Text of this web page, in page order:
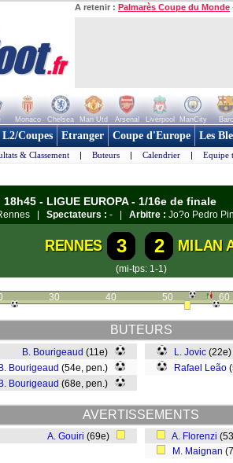
A retenir : Palmarès Coupe du Monde
Monaco Chelsea Man Utd Arsenal Liverpool ManCity
L2/Coupes Etranger Coupe d'Europe Les
& Classement | Buteurs | Calendrier | Equipe
- LIGUE EUROPA - 1/16e de finale
| Spectateurs : - | Arbitre : Jo?o Pedro
RENNES 3 2 MILAN
(mi-tps: 1-1)
30 40 50 60
BUTEURS
B. Bourigeaud (11e)
B. Bourigeaud (54e, pen.)
B. Bourigeaud (68e, pen.)
L. Jovic (22e)
Rafael Leão
AVERTISSEMENTS
A. Gouiri (69e) A. Florenzi
M. Maignan